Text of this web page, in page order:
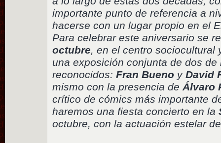
importante punto de referencia a
hacerse con un lugar propio en el
Para celebrar este aniversario se
octubre , en el centro
una exposición conjunta de dos
reconocidos:Fran Bueno yDavid
mismo con la presencia de Álvaro
crítico de cómics más importante
haremos una fiesta concierto en la
octubre, con la actuación estelar